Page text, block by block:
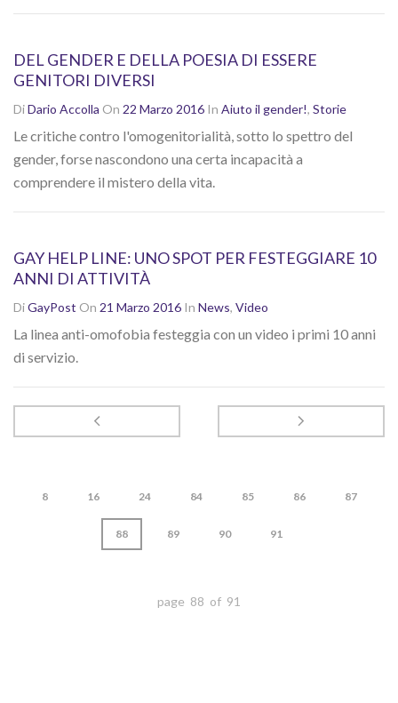
DEL GENDER E DELLA POESIA DI ESSERE
GENITORI DIVERSI
DiDario Accolla On 22 Marzo 2016 In Aiuto il gender!, Storie
Le critiche contro l'omogenitorialità, sotto lo spettro del
gender, forse nascondono una certa incapacità a
comprendere il mistero della vita.
GAY HELP LINE: UNO SPOT PER FESTEGGIARE 10
ANNI DI ATTIVITÀ
DiGayPost On 21 Marzo 2016 In News, Video
La linea anti-omofobia festeggia con un video i primi 10 anni
di servizio.
8 16 24 84 85 86 87
88 89 90 91
page 88 of 91